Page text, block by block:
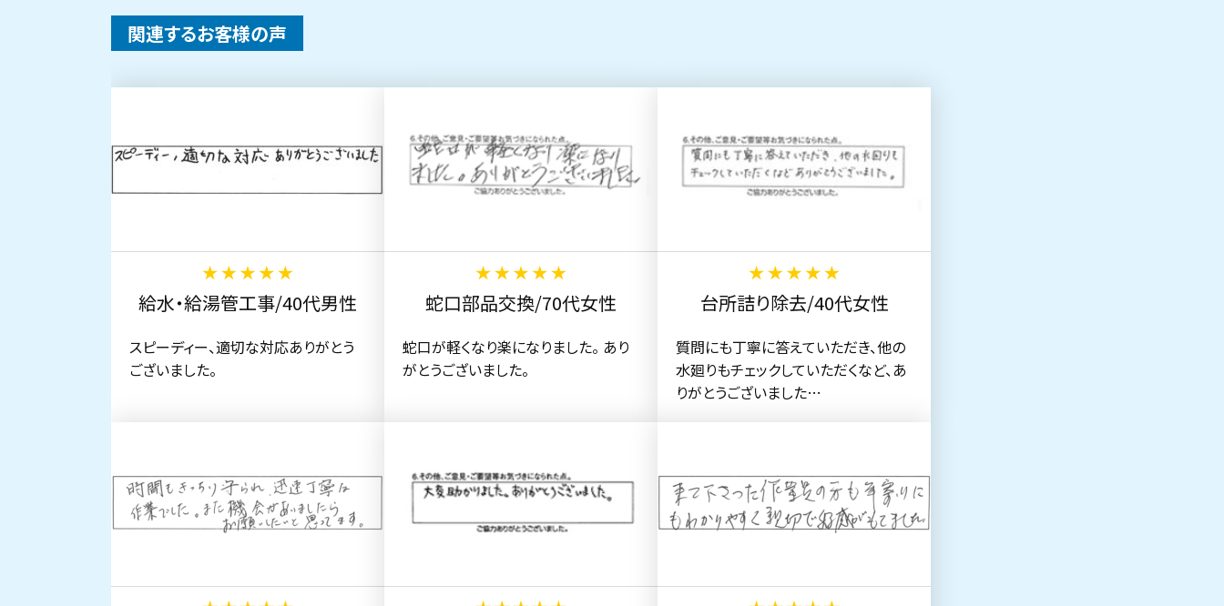
関連するお客様の声
給水・給湯管工事/40代男性
スピーディー、適切な対応ありがとう
ございました。
蛇口部品交換/70代女性
蛇口が軽くなり楽になりました。 あり
がとうございました。
台所詰り除去/40代女性
質問にも丁寧に答えていただき、他の
水廻りもチェックしていただくなど、あ
りがとうございました…